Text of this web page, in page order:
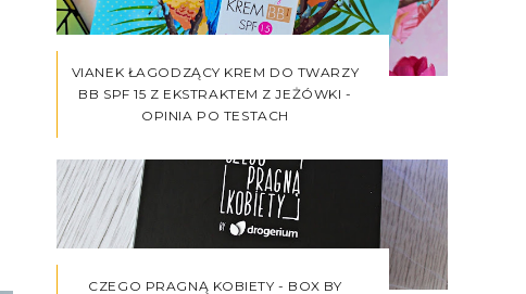
VIANEK ŁAGODZĄCY KREM DO TWARZY
BB SPF 15 Z EKSTRAKTEM Z JEŻÓWKI -
OPINIA PO TESTACH
CZEGO PRAGNĄ KOBIETY - BOX BY